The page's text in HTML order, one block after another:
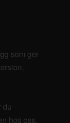
som ger
du
hos oss.